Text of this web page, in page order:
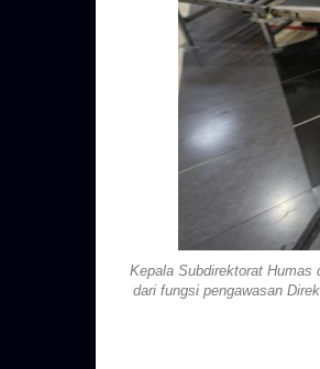
Kepala Subdirektorat Humas
dari fungsi pengawasan